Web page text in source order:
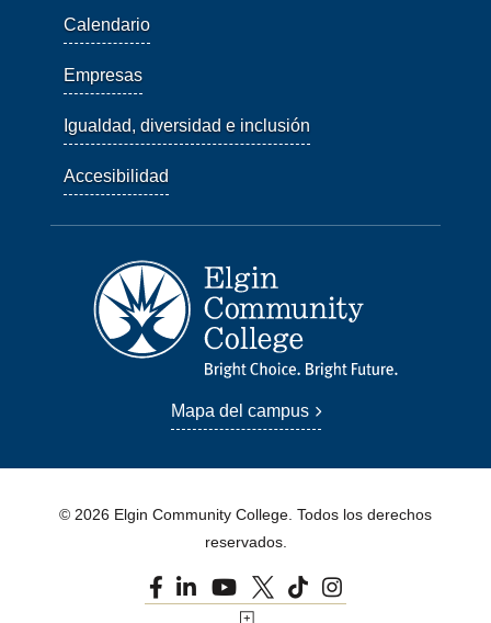
Calendario
Empresas
Igualdad, diversidad e inclusión
Accesibilidad
Mapa del campus
© 2026 Elgin Community College. Todos los derechos
reservados.